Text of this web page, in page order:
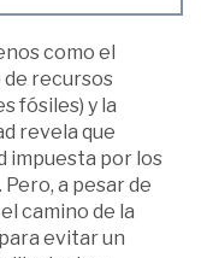
como el
recursos
fósiles) y la
revela que
impuesta por los
a pesar de
camino de la
evitar un